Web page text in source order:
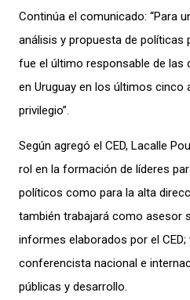
Continúa el comunicado: “Para
análisis y propuesta de políticas
fue el último responsable de las
en Uruguay en los últimos cinco
privilegio”.
Según agregó el CED, Lacalle Pou
rol en la formación de líderes
políticos como para la alta
también trabajará como asesor
informes elaborados por el CED;
conferencista nacional e
públicas y desarrollo.